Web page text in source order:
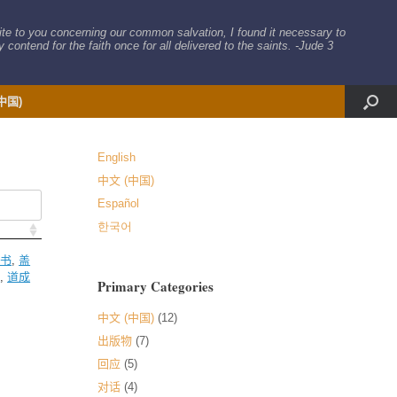
to you concerning our common salvation, I found it necessary to
contend for the faith once for all delivered to the saints. -Jude 3
国)
盖
,道成
English
中文 (中国)
Español
한국어
Primary Categories
中文 (中国) (12)
出版物 (7)
回应 (5)
对话 (4)